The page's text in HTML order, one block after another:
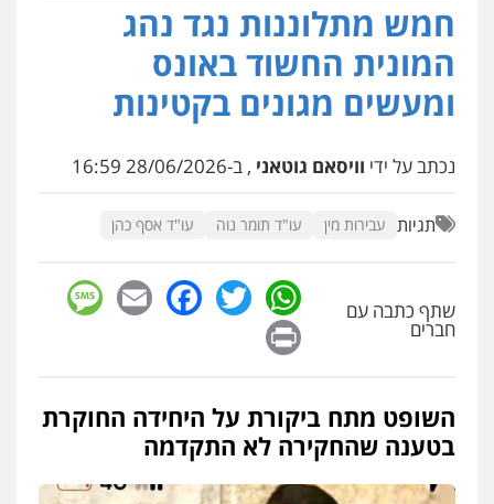
חליל ביאדי – משרד עורכי דין
פלילי דיני תעבורה מעצרים וחקירות
פשיעה חמורה אסירים
0509636895
פלילי פשיעה חמורה ארגוני פשע עבירות
המתה עבירות מין
פשיעה חמורה ליווי וייצוג בחקירות
ומעצרים אסירים נוער
0525914163
לשעבר סגן מנהל המחלקה הפלילית
בפרקליטות המדינה
0506217994
חמש מתלוננות נגד נהג
המונית החשוד באונס
ומעשים מגונים בקטינות
נכתב על ידי וויסאם גוטאני , ב-28/06/2026 16:59
תגיות עבירות מין עו"ד תומר נוה עו"ד אסף כהן
שתף כתבה עם
חברים
WhatsApp
Twitter
Facebook
Email
השופט מתח ביקורת על היחידה החוקרת
בטענה שהחקירה לא התקדמה